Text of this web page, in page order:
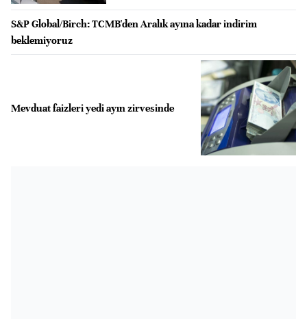
S&P Global/Birch: TCMB'den Aralık ayına kadar indirim
beklemiyoruz
Mevduat faizleri yedi ayın zirvesinde